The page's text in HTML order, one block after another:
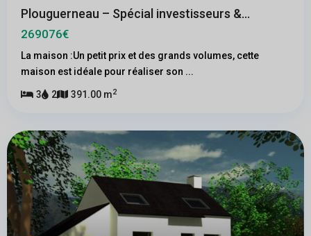
Plouguerneau – Spécial investisseurs &...
269076€
La maison :Un petit prix et des grands volumes, cette
maison est idéale pour réaliser son ...
3 2 391.00 m2